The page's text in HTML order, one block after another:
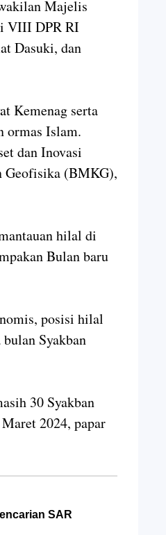
Majelis
VIII DPR RI
Dasuki, dan
Kemenag serta
ormas Islam.
dan Inovasi
Geofisika (BMKG),
hilal di
Bulan baru
posisi hilal
Syakban
30 Syakban
2024, papar
SAR